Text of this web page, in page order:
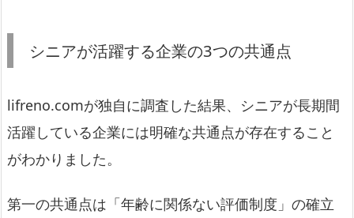
シニアが活躍する企業の3つの共通点
lifreno.comが独自に調査した結果、シニアが長期間
活躍している企業には明確な共通点が存在すること
がわかりました。
第一の共通点は「年齢に関係ない評価制度」の確立